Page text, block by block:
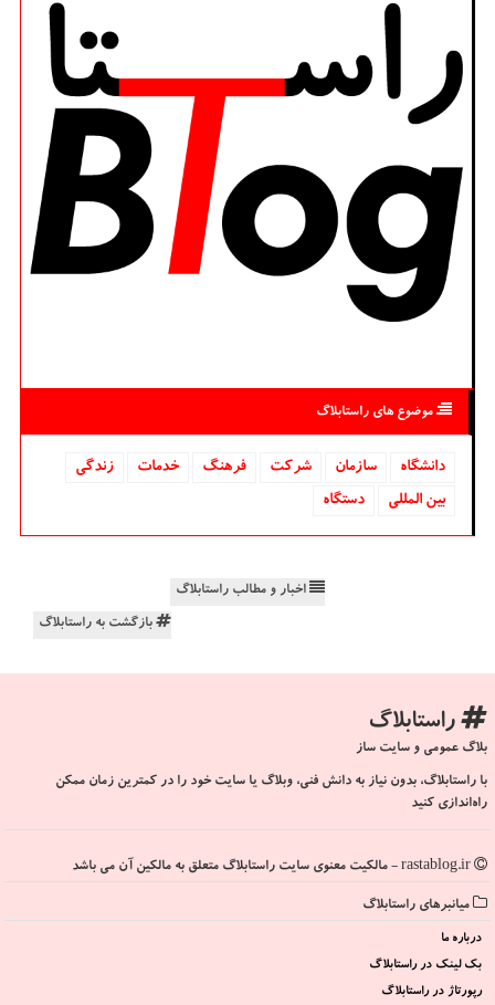
موضوع های راستابلاگ
دانشگاه‌ سازمان شركت فرهنگ خدمات
زندگی
بین المللی
دستگاه
اخبار و مطالب راستابلاگ
بازگشت به راستابلاگ
راستابلاگ
بلاگ عمومی و سایت ساز
با راستابلاگ، بدون نیاز به دانش فنی، وبلاگ یا سایت خود را در کمترین زمان ممکن
راه‌اندازی کنید
میانبرهای راستابلاگ
درباره ما
بک لینک در راستابلاگ
رپورتاژ در راستابلاگ